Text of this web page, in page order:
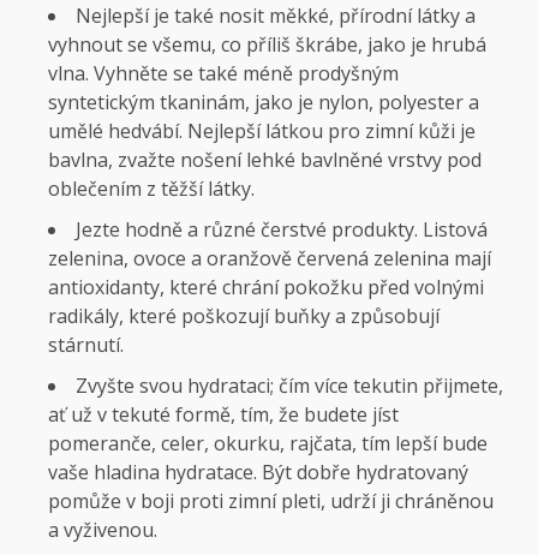
Nejlepší je také nosit měkké, přírodní látky a
vyhnout se všemu, co příliš škrábe, jako je hrubá
vlna. Vyhněte se také méně prodyšným
syntetickým tkaninám, jako je nylon, polyester a
umělé hedvábí. Nejlepší látkou pro zimní kůži je
bavlna, zvažte nošení lehké bavlněné vrstvy pod
oblečením z těžší látky.
Jezte hodně a různé čerstvé produkty. Listová
zelenina, ovoce a oranžově červená zelenina mají
antioxidanty, které chrání pokožku před volnými
radikály, které poškozují buňky a způsobují
stárnutí.
Zvyšte svou hydrataci; čím více tekutin přijmete,
ať už v tekuté formě, tím, že budete jíst
pomeranče, celer, okurku, rajčata, tím lepší bude
vaše hladina hydratace. Být dobře hydratovaný
pomůže v boji proti zimní pleti, udrží ji chráněnou
a vyživenou.